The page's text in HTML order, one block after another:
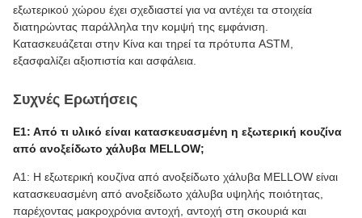
εξωτερικού χώρου έχει σχεδιαστεί για να αντέχει τα στοιχεία
διατηρώντας παράλληλα την κομψή της εμφάνιση.
Κατασκευάζεται στην Κίνα και τηρεί τα πρότυπα ASTM,
εξασφαλίζει αξιοπιστία και ασφάλεια.
Συχνές Ερωτήσεις
Ε1: Από τι υλικό είναι κατασκευασμένη η εξωτερική κουζίνα
από ανοξείδωτο χάλυβα MELLOW;
A1: Η εξωτερική κουζίνα από ανοξείδωτο χάλυβα MELLOW είναι
κατασκευασμένη από ανοξείδωτο χάλυβα υψηλής ποιότητας,
παρέχοντας μακροχρόνια αντοχή, αντοχή στη σκουριά και